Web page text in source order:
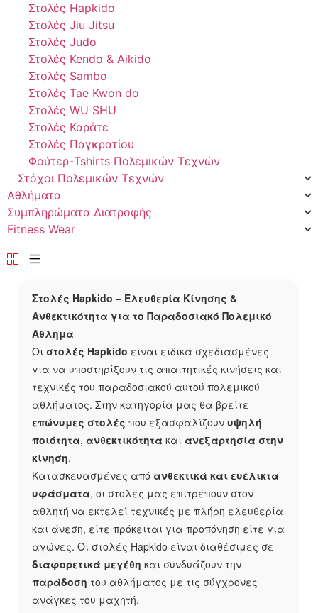
Στολές Hapkido
Στολές Jiu Jitsu
Στολές Judo
Στολές Kendo & Aikido
Στολές Sambo
Στολές Tae Kwon do
Στολές WU SHU
Στολές Καράτε
Στολές Παγκρατίου
Φούτερ-Tshirts Πολεμικών Τεχνών
Στόχοι Πολεμικών Τεχνών
Αθλήματα
Συμπληρώματα Διατροφής
Fitness Wear
Στολές Hapkido – Ελευθερία Κίνησης &
Ανθεκτικότητα για το Παραδοσιακό Πολεμικό
Άθλημα
Οι στολές Hapkido είναι ειδικά σχεδιασμένες
για να υποστηρίξουν τις απαιτητικές κινήσεις και
τεχνικές του παραδοσιακού αυτού πολεμικού
αθλήματος. Στην κατηγορία μας θα βρείτε
επώνυμες στολέςπου εξασφαλίζουνυψηλή
ποιότητα,ανθεκτικότητα καιανεξαρτησία στην
κίνηση.
Κατασκευασμένες απόανθεκτικά και ευέλικτα
υφάσματα, οι στολές μας επιτρέπουν στον
αθλητή να εκτελεί τεχνικές με πλήρη ελευθερία
και άνεση, είτε πρόκειται για προπόνηση είτε για
αγώνες. Οι στολές Hapkido είναι διαθέσιμες σε
διαφορετικά μεγέθη και συνδυάζουν την
παράδοση του αθλήματος με τις σύγχρονες
ανάγκες του μαχητή.